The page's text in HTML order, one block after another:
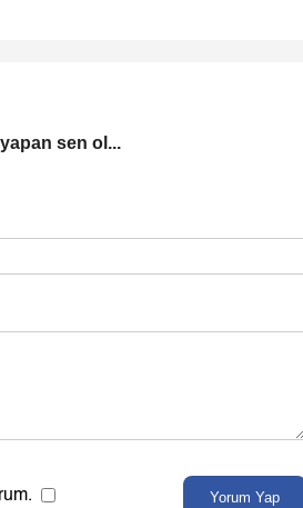
yapan sen ol...
Yorum Yap